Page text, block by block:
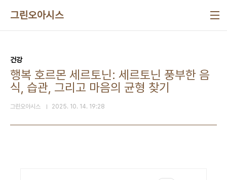
그린오아시스
건강
행복 호르몬 세르토닌: 세르토닌 풍부한 음
식, 습관, 그리고 마음의 균형 찾기
그린오아시스 2025. 10. 14. 19:28